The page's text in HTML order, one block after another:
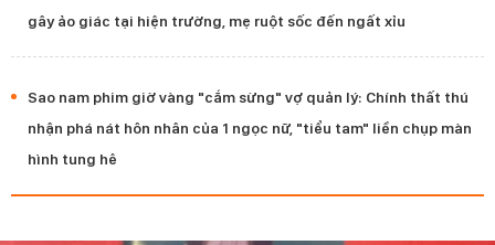
gây ảo giác tại hiện trường, mẹ ruột sốc đến ngất xỉu
Sao nam phim giờ vàng "cắm sừng" vợ quản lý: Chính thất thú
nhận phá nát hôn nhân của 1 ngọc nữ, "tiểu tam" liền chụp màn
hình tung hê